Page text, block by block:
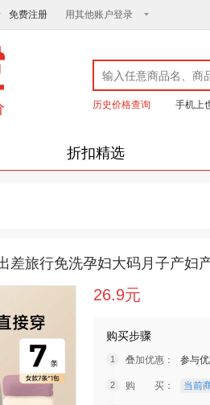
免费注册 用其他账户登录
历史价格查询 手机上
折扣精选
差旅行免洗孕妇大码月子产妇
26.9元
购买步骤
叠加优惠： 参与
购 买： 当前